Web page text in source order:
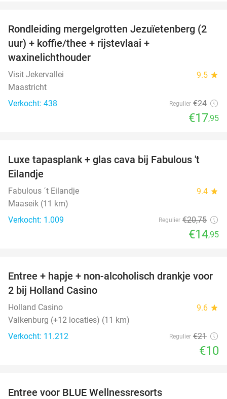
25%
Rondleiding mergelgrotten Jezuïetenberg (2
uur) + koffie/thee + rijstevlaai +
waxinelichthouder
Visit Jekervallei 9.5 star
Maastricht
Verkocht: 438
Regulier €24
€17,95
28%
Luxe tapasplank + glas cava bij Fabulous 't
Eilandje
Fabulous ´t Eilandje 9.4 star
Maaseik (11 km)
Verkocht: 1.009
Regulier €20,75
€14,95
52%
Entree + hapje + non-alcoholisch drankje voor
2 bij Holland Casino
Holland Casino 9.6 star
Valkenburg (+12 locaties) (11 km)
Verkocht: 11.212
Regulier €21
€10
Entree voor BLUE Wellnessresorts